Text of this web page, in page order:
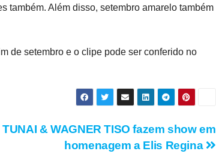
também. Além disso, setembro amarelo também
de setembro e o clipe pode ser conferido no
TUNAI & WAGNER TISO fazem show em
homenagem a Elis Regina